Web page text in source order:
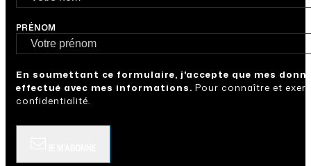
PRÉNOM
En soumettant ce formulaire, j'accepte que mes
effectué avec mes informations. Pour connaître et
confidentialité.